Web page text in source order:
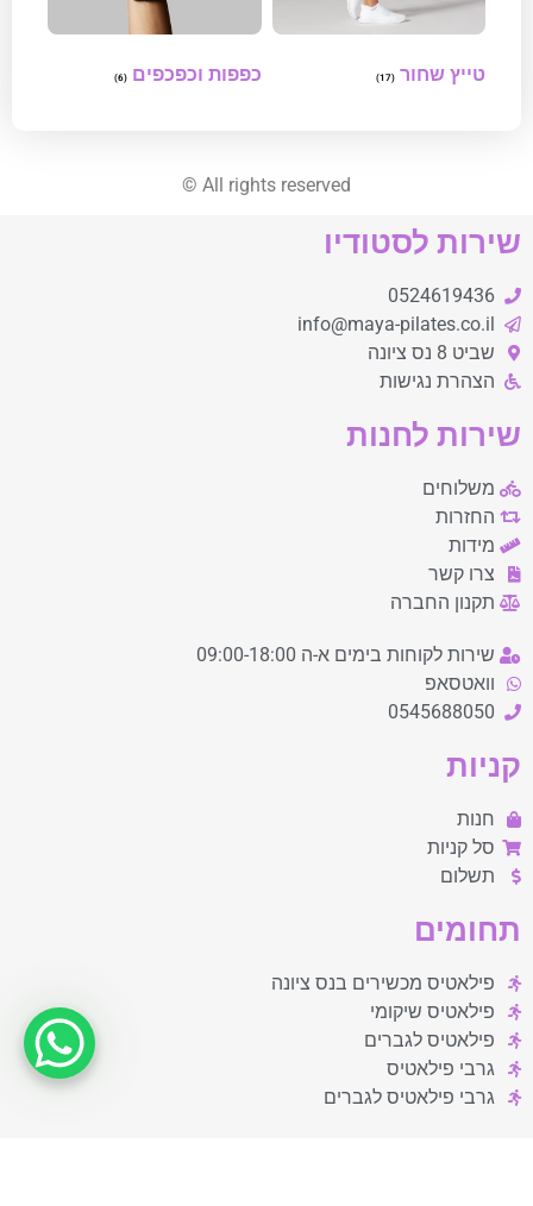
טייץ שחור (17) כפפות וכפכפים(6)
© All rights reserved
שירות לסטודיו
0524619436
info@maya-pilates.co.il
שביט 8 נס ציונה
הצהרת נגישות
שירות לחנות
משלוחים
החזרות
מידות
צרו קשר
תקנון החברה
שירות לקוחות בימים א-ה 09:00-18:00
וואטסאפ
0545688050
קניות
חנות
סל קניות
תשלום
תחומים
פילאטיס מכשירים בנס ציונה
פילאטיס שיקומי
פילאטיס לגברים
גרבי פילאטיס
גרבי פילאטיס לגברים